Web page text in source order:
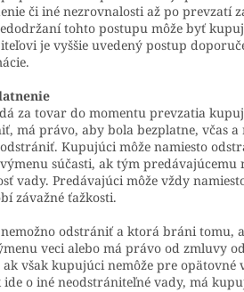
či iné nezrovnalosti až po prevzatí
tohto postupu môže byť
je vyššie uvedený postup
za tovar do momentu prevzatia
má právo, aby bola bezplatne, včas
Kupujúci môže namiesto
súčasti, ak tým
vady. Predávajúci môže vždy
závažné ťažkosti.
odstrániť a ktorá bráni tomu,
veci alebo má právo od zmluvy
však kupujúci nemôže pre
o iné neodstrániteľné vady, má